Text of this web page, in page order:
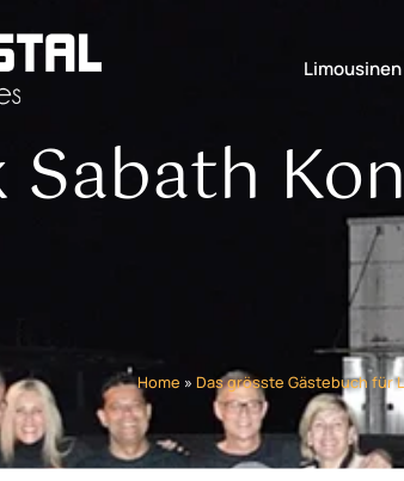
Limousinen
Sabath
Home » Das grösste Gästebuch für